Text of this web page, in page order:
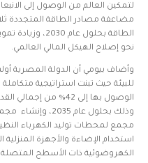
مضاعفة مصادر الطاقة المتجددة
الطاقة بحلول
نحو إصلاح الهيكل المالي العالمي.
وأضاف بيومي أن الدولة المصرية
للبيئة حيث تبنت استراتيجية
الوصول بها إلى 42% من
وذلك بحلول عام
مجمع لمحطات توليد الكهرباء
استخدام الإضاءة والأجهزة
الكهروضوئية ذات الأسطح